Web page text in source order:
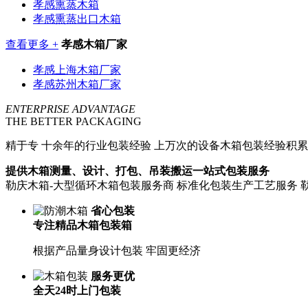
孝感熏蒸木箱
孝感熏蒸出口木箱
查看更多 + 孝感木箱厂家
孝感上海木箱厂家
孝感苏州木箱厂家
ENTERPRISE ADVANTAGE
THE BETTER PACKAGING
精于专 十余年的行业包装经验 上万次的设备木箱包装经验积累
提供木箱测量、设计、打包、吊装搬运一站式包装服务
勒庆木箱-大型循环木箱包装服务商 标准化包装生产工艺服务
省心包装
专注精品木箱包装箱
根据产品量身设计包装 牢固更经济
服务更优
全天24时上门包装